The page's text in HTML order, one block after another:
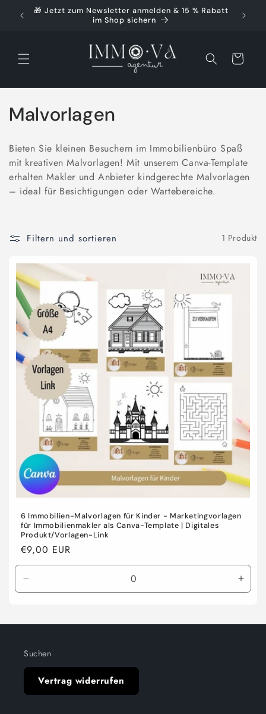
zum🎁 Jetzt zum Newsletter anmelden & 15 % Rabatt
im Shop sichern
Warenkorb
K
t
e
o
e
Malvorlagen
Bieten Sie kleinen Besuchern im Immobilienbüro Spaß
mit kreativen Malvorlagen! Mit unserem Canva-Template
erhalten Makler und Anbieter kindgerechte Malvorlagen
– ideal für Besichtigungen oder Wartebereiche.
Filtern und sortieren 1 Produkt
6 Immobilien-Malvorlagen für Kinder - Marketingvorlagen
für Immobilienmakler als Canva-Template | Digitales
Produkt/Vorlagen-Link
Normaler
Preis
€9,00 EUR
die
die
Suchen
Vertrag widerrufen